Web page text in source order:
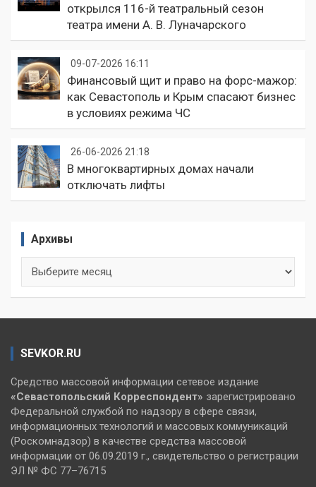
открылся 116-й театральный сезон
театра имени А. В. Луначарского
09-07-2026 16:11
Финансовый щит и право на форс-мажор:
как Севастополь и Крым спасают бизнес
в условиях режима ЧС
26-06-2026 21:18
В многоквартирных домах начали
отключать лифты
Архивы
SEVKOR.RU
Средство массовой информации сетевое издание
«Севастопольский Корреспондент» зарегистрировано
Федеральной службой по надзору в сфере связи,
информационных технологий и массовых коммуникаций
(Роскомнадзор) в качестве средства массовой
информации от 06.09.2019 г., свидетельство о регистрации
ЭЛ № ФС 77–76715